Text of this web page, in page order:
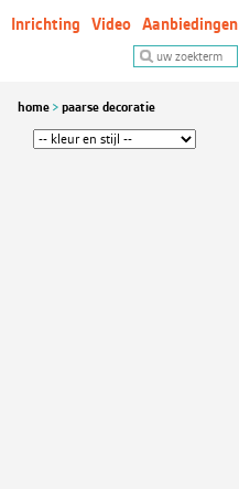
Inrichting Video Aanbiedingen
home paarse decoratie